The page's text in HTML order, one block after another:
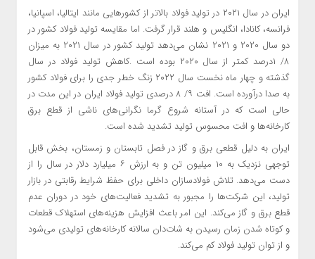
ایران در سال ۲۰۲۱ در تولید فولاد بالاتر از کشورهایی مانند ایتالیا، اسپانیا،
فرانسه، کانادا، انگلیس و هلند قرار گرفت. اما مقایسه تولید فولاد کشور در
دو سال ۲۰۲۰ و ۲۰۲۱ نشان می‌دهد تولید کشور در سال ۲۰۲۱ به میزان
۸/ ۱درصد کمتر از سال ۲۰۲۰ بوده است .کاهش تولید فولاد در سال
گذشته و چهار ماه نخست سال ۲۰۲۲ زنگ خطر جدی را برای فولاد کشور
به صدا درآورده است. افت ۹/ ۸ درصدی تولید فولاد ایران در این مدت در
حالی است که در آستانه شروع گرما نگرانی‌های ناشی از قطع برق
کارخانه‌ها و افت محسوس تولید تشدید شده است.
ایران به دلیل قطعی برق و گاز در فصل تابستان و زمستان، بخش قابل
توجهی نزدیک به ۱۰ میلیون تن و به ارزش ۶ میلیارد دلار در سال را از
دست می‌دهد.‌ تلاش فولادسازان داخلی برای حفظ شرایط رقابتی در بازار
تولید، این شرکت‌ها را مجبور به تشدید فعالیت‌های خود در دوران عدم
قطع برق و گاز می‌کند. این امر باعث افزایش هزینه‌های استهلاک قطعات
و کوتاه شدن زمان رسیدن به شات‌دان سالانه کارخانه‌های تولیدی می‌شود
و از توان تولید فولاد کم می‌کند.